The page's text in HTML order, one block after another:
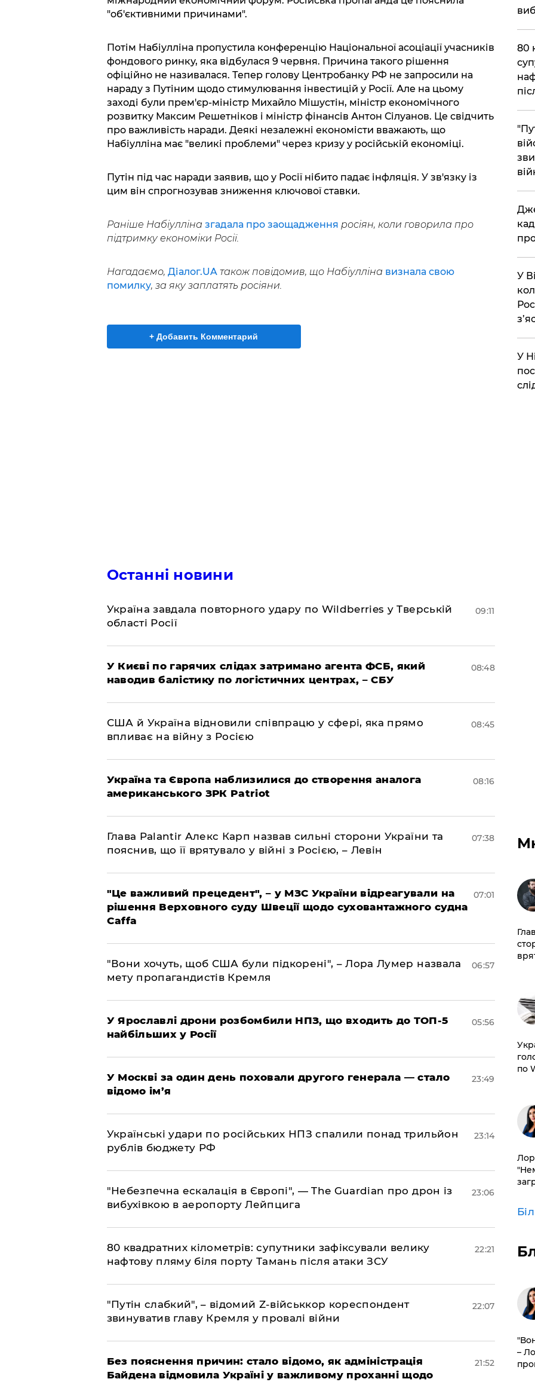
"об'єктивними причинами".
Потім Набіулліна пропустила конференцію Національної асоціації учасників
фондового ринку, яка відбулася 9 червня. Причина такого рішення
офіційно не називалася. Тепер голову Центробанку РФ не запросили на
нараду з Путіним щодо стимулювання інвестицій у Росії. Але на цьому
заході були прем'єр-міністр Михайло Мішустін, міністр економічного
розвитку Максим Решетніков і міністр фінансів Антон Сілуанов. Це свідчить
про важливість наради. Деякі незалежні економісти вважають, що
Набіулліна має "великі проблеми" через кризу у російській економіці.
Путін під час наради заявив, що у Росії нібито падає інфляція. У зв'язку із
цим він спрогнозував зниження ключової ставки.
Раніше Набіулліна згадала про заощадження росіян, коли говорила про
підтримку економіки Росії.
Нагадаємо, Діалог.UAтакож повідомив, що Набіулліна визнала свою
помилку, за яку заплатять росіяни.
+ Добавить Комментарий
Останні новини
Україна завдала повторного удару по Wildberries у Тверській
області Росії
09:11
У Києві по гарячих слідах затримано агента ФСБ, який
наводив балістику по логістичних центрах, – СБУ
08:48
США й Україна відновили співпрацю у сфері, яка прямо
впливає на війну з Росією
08:45
Україна та Європа наблизилися до створення аналога
американського ЗРК Patriot
08:16
Глава Palantir Алекс Карп назвав сильні сторони України та
пояснив, що її врятувало у війні з Росією, – Левін
07:38
"Це важливий прецедент", – у МЗС України відреагували на
рішення Верховного суду Швеції щодо суховантажного судна
Caffa
07:01
"Вони хочуть, щоб США були підкорені", – Лора Лумер назвала
мету пропагандистів Кремля
06:57
У Ярославлі дрони розбомбили НПЗ, що входить до ТОП-5
найбільших у Росії
05:56
​У Москві за один день поховали другого генерала — стало
відомо ім’я
23:49
​Українські удари по російських НПЗ спалили понад трильйон
рублів бюджету РФ
23:14
​"Небезпечна ескалація в Європі", — The Guardian про дрон із
вибухівкою в аеропорту Лейпцига
23:06
​80 квадратних кілометрів: супутники зафіксували велику
нафтову пляму біля порту Тамань після атаки ЗСУ
22:21
"Путін слабкий", – відомий Z-військкор кореспондент
звинуватив главу Кремля у провалі війни
22:07
​Без пояснення причин: стало відомо, як адміністрація
Байдена відмовила Україні у важливому проханні щодо
21:52
​80
​У
​У
по
–